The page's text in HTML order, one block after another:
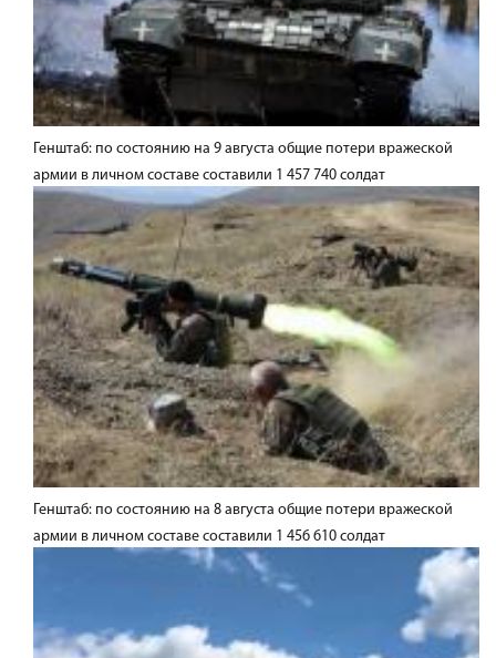
Генштаб: по состоянию на 9 августа общие потери вражеской
армии в личном составе составили 1 457 740 солдат
Генштаб: по состоянию на 8 августа общие потери вражеской
армии в личном составе составили 1 456 610 солдат